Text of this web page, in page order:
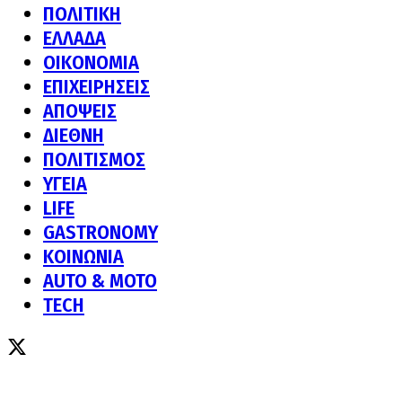
ΠΟΛΙΤΙΚΗ
ΕΛΛΑΔΑ
ΟΙΚΟΝΟΜΙΑ
ΕΠΙΧΕΙΡΗΣΕΙΣ
ΑΠΟΨΕΙΣ
ΔΙΕΘΝΗ
ΠΟΛΙΤΙΣΜΟΣ
ΥΓΕΙΑ
LIFE
GASTRONOMY
ΚΟΙΝΩΝΙΑ
AUTO & MOTO
TECH